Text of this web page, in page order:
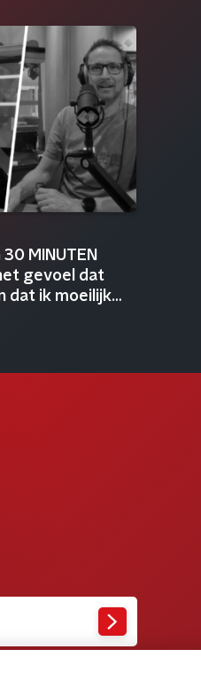
MINUTEN
gevoel dat
dat ik moeilijk